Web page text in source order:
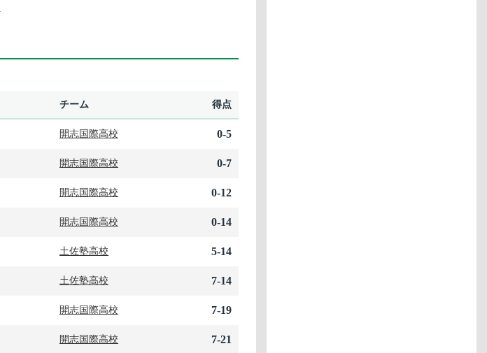
チーム 得点
開志国際高校 0-5
開志国際高校 0-7
開志国際高校 0-12
開志国際高校 0-14
土佐塾高校 5-14
土佐塾高校 7-14
開志国際高校 7-19
開志国際高校 7-21